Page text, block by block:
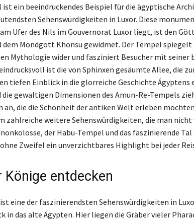
ist ein beeindruckendes Beispiel für die ägyptische
Sehenswürdigkeiten in Luxor. Diese
Ufer des Nils im Gouvernorat Luxor liegt, ist den
dem Mondgott Khonsu gewidmet. Der Tempel
Mythologie wider und fasziniert Besucher mit seiner
ist die von Sphinxen gesäumte Allee, die
tiefen Einblick in die glorreiche Geschichte Ägyptens
die gewaltigen Dimensionen des Amun-Re-Tempels
an, die die Schönheit der antiken Welt erleben
zahlreiche weitere Sehenswürdigkeiten, die man nicht
der Habu-Tempel und das faszinierende Tal
Zweifel ein unverzichtbares Highlight bei jeder
Könige entdecken
ist eine der faszinierendsten Sehenswürdigkeiten in
in das alte Ägypten. Hier liegen die Gräber vieler